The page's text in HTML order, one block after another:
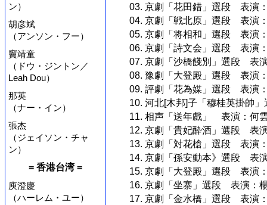
ン）
胡彦斌
（アンソン・フー）
竇靖童
（ドウ・ジントン／
Leah Dou）
那英
（ナー・イン）
張杰
（ジェイソン・チャ
ン）
= 香港台湾 =
庾澄慶
（ハーレム・ユー）
03. 京劇「花田錯」選段 表演
04. 京劇「戦北原」選段 表演
05. 京劇「将相和」選段 表演
06. 京劇「詩文会」選段 表演
07. 京劇「沙橋餞別」選段 表
08. 豫劇「大登殿」選段 表演
09. 評劇「花為媒」選段 表演
10. 河北[木邦]子「穆桂英掛帥
11. 相声「送年戲」 表演：何
12. 京劇「貴妃酔酒」選段 表
13. 京劇「対花槍」選段 表演
14. 京劇「孫安動本》選段 表
15. 京劇「大登殿」選段 表演
16. 京劇「坐寨」選段 表演：
17. 京劇「金水橋」選段 表演